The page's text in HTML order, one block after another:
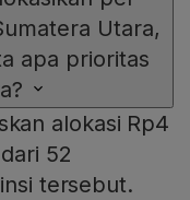
Utara,
apa prioritas
alokasi Rp4
52
tersebut.